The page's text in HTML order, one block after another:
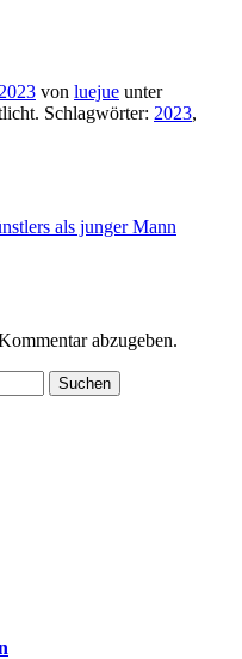
von luejue unter
Schlagwörter: 2023,
als junger Mann​
abzugeben.